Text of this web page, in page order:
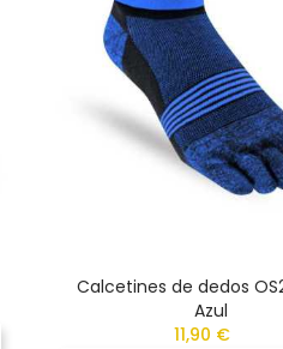
Calcetines de dedos
Azul
11,90 €